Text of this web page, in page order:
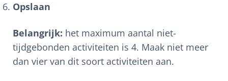
Opslaan
Belangrijk: het maximum aantal niet-
tijdgebonden activiteiten is 4. Maak niet meer
dan vier van dit soort activiteiten aan.